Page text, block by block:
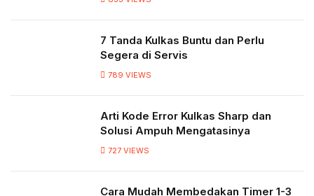
7 Tanda Kulkas Buntu dan Perlu
Segera di Servis
789 VIEWS
Arti Kode Error Kulkas Sharp dan
Solusi Ampuh Mengatasinya
727 VIEWS
Cara Mudah Membedakan Timer 1-3